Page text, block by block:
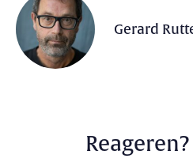
Gerard